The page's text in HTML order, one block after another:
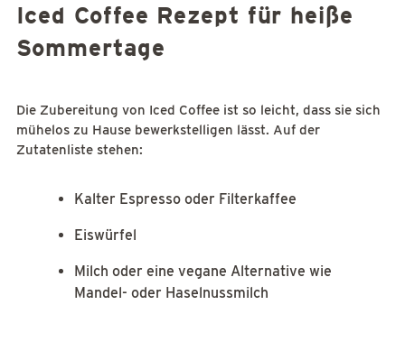
Iced Coffee Rezept für heiße
Sommertage
Die Zubereitung von Iced Coffee ist so leicht, dass sie sich
mühelos zu Hause bewerkstelligen lässt. Auf der
Zutatenliste stehen:
Kalter Espresso oder Filterkaffee
Eiswürfel
Milch oder eine vegane Alternative wie
Mandel- oder Haselnussmilch